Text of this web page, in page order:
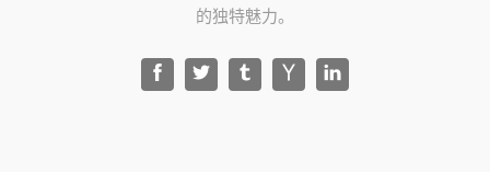
的独特魅力。